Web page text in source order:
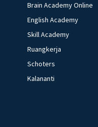
Brain Academy Online
English Academy
Skill Academy
Ruangkerja
Schoters
Kalananti